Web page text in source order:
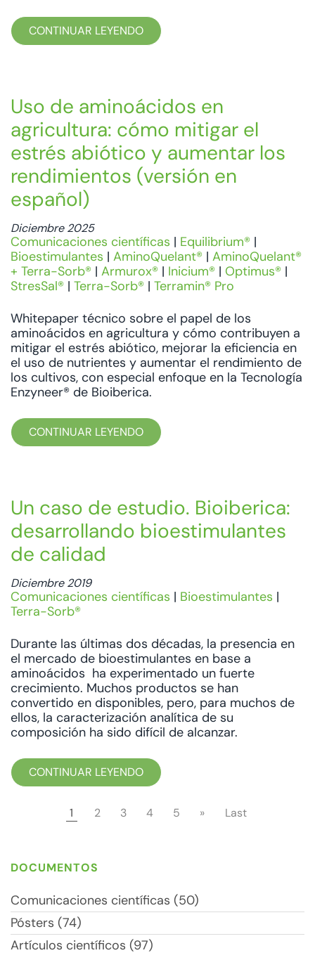
CONTINUAR LEYENDO
Uso de aminoácidos en
agricultura: cómo mitigar el
estrés abiótico y aumentar los
rendimientos (versión en
español)
Diciembre 2025
Comunicaciones científicas | Equilibrium® |
Bioestimulantes | AminoQuelant® | AminoQuelant®
+ Terra-Sorb® | Armurox® | Inicium® | Optimus® |
StresSal® | Terra-Sorb® | Terramin® Pro
Whitepaper técnico sobre el papel de los
aminoácidos en agricultura y cómo contribuyen a
mitigar el estrés abiótico, mejorar la eficiencia en
el uso de nutrientes y aumentar el rendimiento de
los cultivos, con especial enfoque en la Tecnología
Enzyneer® de Bioiberica.
CONTINUAR LEYENDO
Un caso de estudio. Bioiberica:
desarrollando bioestimulantes
de calidad
Diciembre 2019
Comunicaciones científicas | Bioestimulantes |
Terra-Sorb®
Durante las últimas dos décadas, la presencia en
el mercado de bioestimulantes en base a
aminoácidos ha experimentado un fuerte
crecimiento. Muchos productos se han
convertido en disponibles, pero, para muchos de
ellos, la caracterización analítica de su
composición ha sido difícil de alcanzar.
CONTINUAR LEYENDO
1 2 3 4 5 » Last
DOCUMENTOS
Comunicaciones científicas (50)
Pósters (74)
Artículos científicos (97)